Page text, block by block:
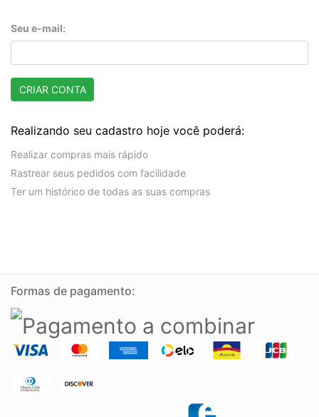
Seu e-mail:
CRIAR CONTA
Realizando seu cadastro hoje você poderá:
Realizar compras mais rápido
Rastrear seus pedidos com facilidade
Ter um histórico de todas as suas compras
Formas de pagamento: